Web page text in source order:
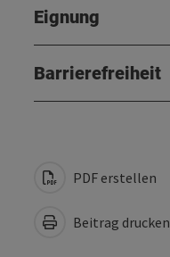
Eignung
Barrierefreiheit
PDF erstellen
Beitrag drucken